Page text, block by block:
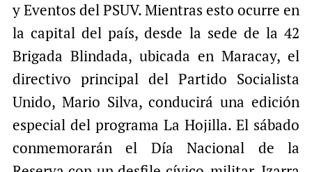
y Eventos del PSUV. Mientras esto ocurre en
la capital del país, desde la sede de la 42
Brigada Blindada, ubicada en Maracay, el
directivo principal del Partido Socialista
Unido, Mario Silva, conducirá una edición
especial del programa La Hojilla. El sábado
conmemorarán el Día Nacional de la